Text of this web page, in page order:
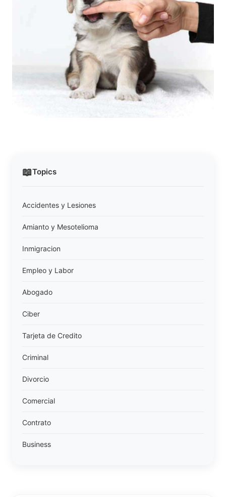
📖Topics
Accidentes y Lesiones
Amianto y Mesotelioma
Inmigracion
Empleo y Labor
Abogado
Ciber
Tarjeta de Credito
Criminal
Divorcio
Comercial
Contrato
Business